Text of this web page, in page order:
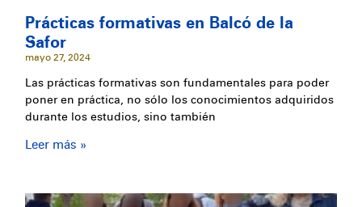
Prácticas formativas en Balcó de la
Safor
mayo 27, 2024
Las prácticas formativas son fundamentales para poder
poner en práctica, no sólo los conocimientos adquiridos
durante los estudios, sino también
Leer más »